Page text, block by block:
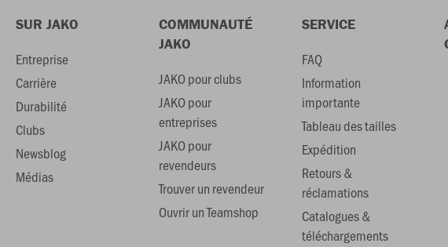
SUR JAKO
Entreprise
Carrière
Durabilité
Clubs
Newsblog
Médias
COMMUNAUTÉ
JAKO
JAKO pour clubs
JAKO pour
entreprises
JAKO pour
revendeurs
Trouver un revendeur
Ouvrir un Teamshop
SERVICE
FAQ
Information
importante
Tableau des tailles
Expédition
Retours &
réclamations
Catalogues &
téléchargements